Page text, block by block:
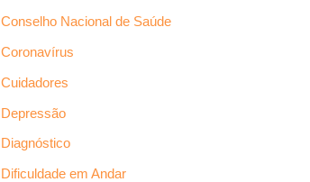
Conselho Nacional de Saúde
Coronavírus
Cuidadores
Depressão
Diagnóstico
Dificuldade em Andar